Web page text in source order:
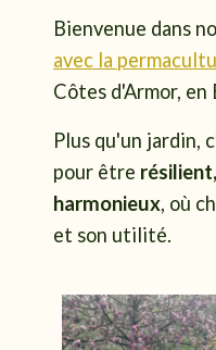
Bienvenue dans
avec la
Côtes d'Armor, en
Plus qu'un jardin,
pour être
harmonieux, où
et son utilité.